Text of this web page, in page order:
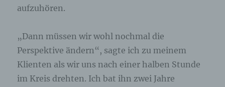
aufzuhören.
„Dann müssen wir wohl nochmal die
Perspektive ändern“, sagte ich zu meinem
Klienten als wir uns nach einer halben Stunde
im Kreis drehten. Ich bat ihn zwei Jahre